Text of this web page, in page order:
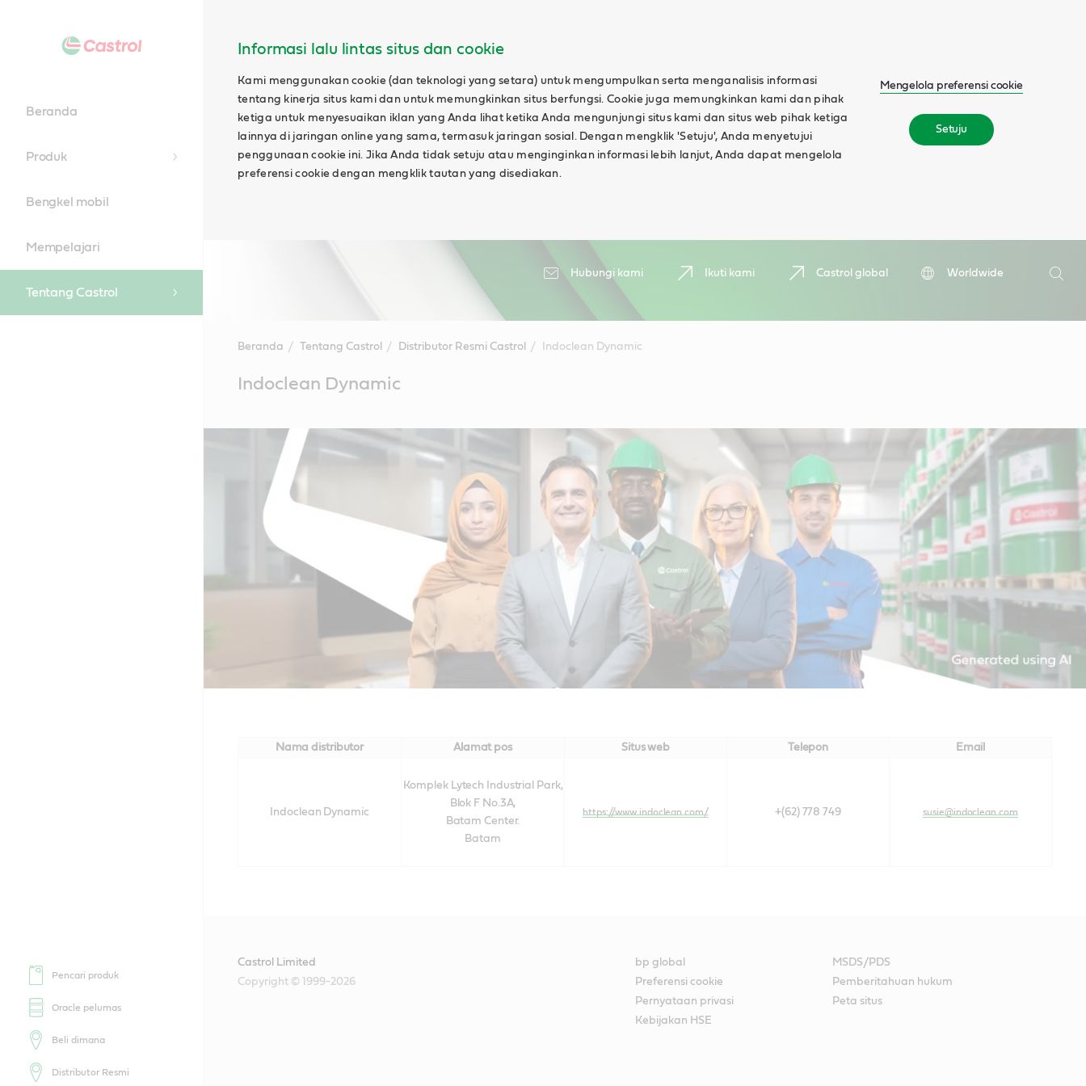
Informasi lalu lintas situs dan cookie
Kami menggunakan cookie (dan teknologi yang setara) untuk mengumpulkan serta menganalisis informasi
tentang kinerja situs kami dan untuk memungkinkan situs berfungsi. Cookie juga memungkinkan kami dan pihak
ketiga untuk menyesuaikan iklan yang Anda lihat ketika Anda mengunjungi situs kami dan situs web pihak ketiga
lainnya di jaringan online yang sama, termasuk jaringan sosial. Dengan mengklik 'Setuju', Anda menyetujui
penggunaan cookie ini. Jika Anda tidak setuju atau menginginkan informasi lebih lanjut, Anda dapat mengelola
preferensi cookie dengan mengklik tautan yang disediakan.
Mengelola preferensi cookie
Setuju
Hubungi kami Ikuti kami Castrol global
Worldwide
Cari
Beranda
Produk
Bengkel mobil
Mempelajari
Tentang Castrol
Pencari produk
Oracle pelumas
Beli dimana
Distributor Resmi
Beranda Tentang Castrol Distributor Resmi Castrol Indoclean Dynamic
ContentIndoclean Dynamic
Nama distributor Alamat pos Situs web Telepon Email
Indoclean Dynamic
Komplek Lytech Industrial Park,
Blok F No.3A,
Batam Center.
Batam
https://www.indoclean.com/ +(62) 778 749 susie@indoclean.com
Castrol Limited
Copyright © 1999-2026
bp global
MSDS/PDS
Preferensi cookie
Pemberitahuan hukum
Pernyataan privasi
Peta situs
Kebijakan HSE